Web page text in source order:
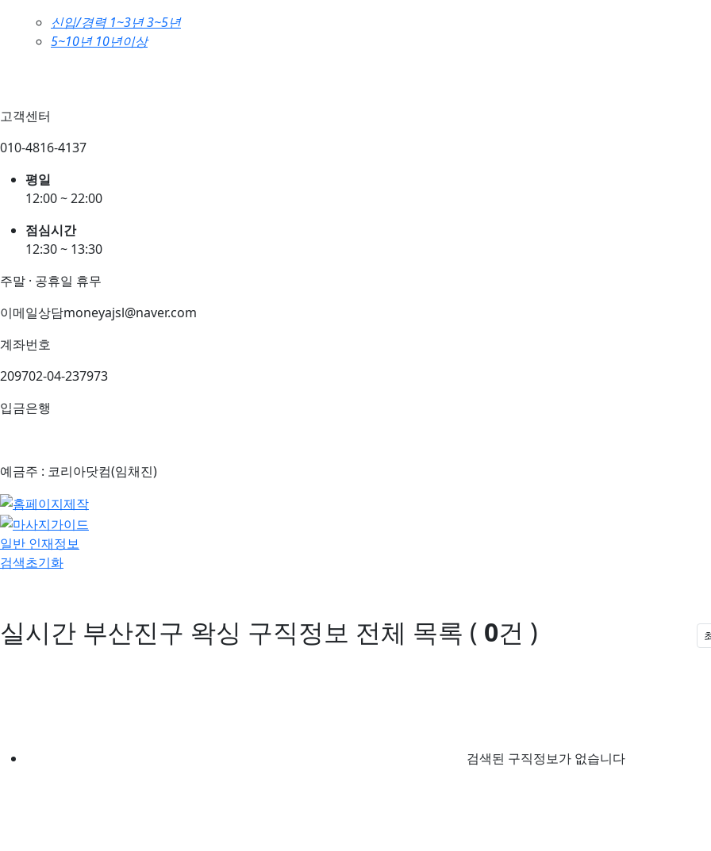
신입/경력 1~3년3~5년
5~10년 10년이상
고객센터
010-4816-4137
평일
12:00 ~ 22:00
점심시간
12:30 ~ 13:30
주말 · 공휴일 휴무
이메일상담moneyajsl@naver.com
계좌번호
209702-04-237973
입금은행
예금주 : 코리아닷컴(임채진)
일반 인재정보
검색초기화
실시간 부산진구 왁싱 구직정보 전체 목록 ( 0건 )
검색된 구직정보가 없습니다